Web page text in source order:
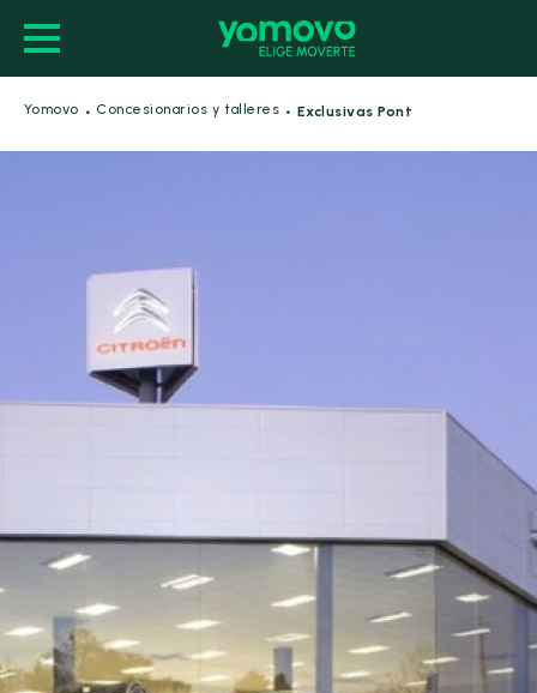
Yomovo · Concesionarios y talleres · Exclusivas Pont